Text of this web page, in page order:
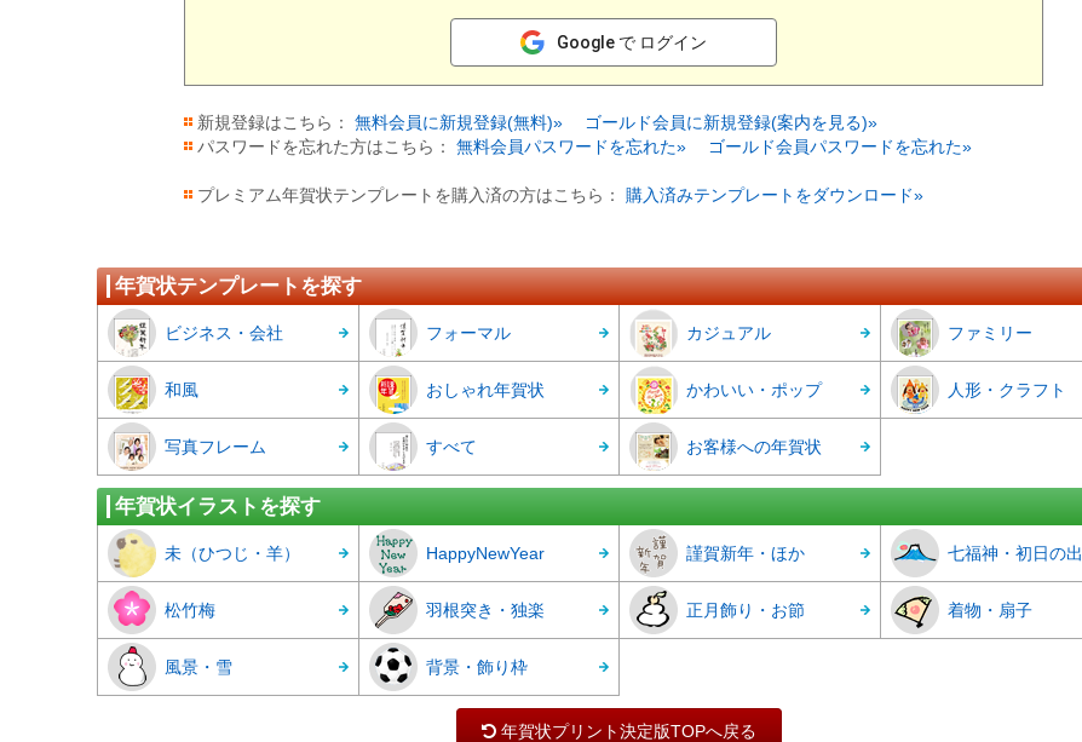
Google で ログイン
新規登録はこちら： 無料会員に新規登録(無料)»
ゴールド会員に新規登録(案内を見る)»
パスワードを忘れた方はこちら： 無料会員パスワードを忘れた» ゴールド会員パスワードを忘れた»
プレミアム年賀状テンプレートを購入済の方はこちら： 購入済みテンプレートをダウンロード»
年賀状テンプレートを探す
ビジネス・会社 フォーマル カジュアル ファミリー
和風 おしゃれ年賀状 かわいい・ポップ 人形・クラフト
写真フレーム すべて お客様への年賀状
年賀状イラストを探す
未（ひつじ・羊） HappyNewYear 謹賀新年・ほか 七福神・初日の出
松竹梅 羽根突き・独楽 正月飾り・お節 着物・扇子
風景・雪 背景・飾り枠
年賀状プリント決定版TOPへ戻る